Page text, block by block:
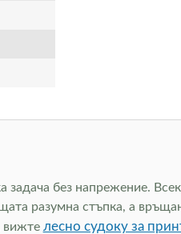
задача без напрежение.
разумна стъпка, а
вижте лесно судоку за